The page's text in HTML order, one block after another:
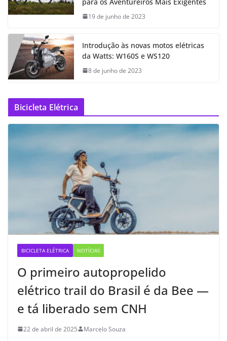
19 de junho de 2023
Introdução às novas motos elétricas
da Watts: W160S e WS120
8 de junho de 2023
Bicicleta Elétrica
BICICLETA ELÉTRICA NOTÍCIAS
O primeiro autopropelido
elétrico trail do Brasil é da Bee —
e tá liberado sem CNH
22 de abril de 2025 Marcelo Souza